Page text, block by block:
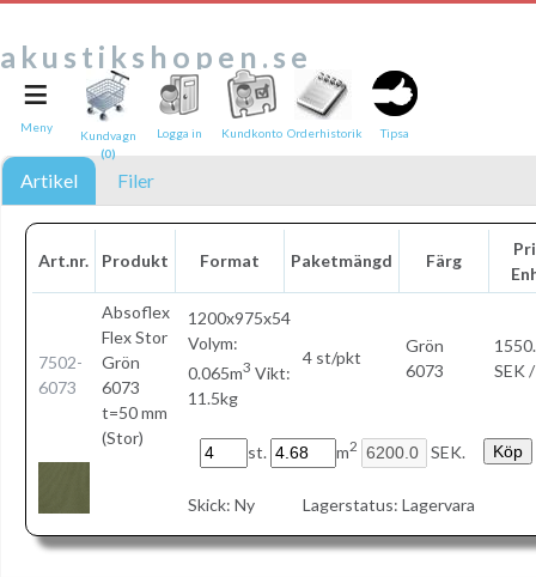
akustikshopen.se
Artikel Filer
Art.nr. Produkt Format Paketmängd Färg
7502-
6073
Absoflex
Flex Stor
Grön
6073
t=50 mm
(Stor)
1200x975x54
Volym:
0.065m3 Vikt:
11.5kg
4 st/pkt
Grön
6073
SEK
st. m2 SEK.
Skick: Ny Lagerstatus: Lagervara
≡
Meny
Kundvagn
(0)
Logga in Kundkonto Orderhistorik Tipsa
Tipsa en vän:
e-post*
Text